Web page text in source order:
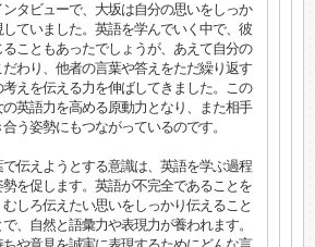
タビューで、大坂は自分の思いをしっか
ていました。英語を学んでいく中で、彼
こともあったでしょうが、あえて自分の
わり、他者の言葉や答えをただ繰り返す
えを伝える力を伸ばしてきました。この
英語力を高める原動力となり、また相手
う姿勢にもつながっているのです。
伝えようとする意識は、英語を学ぶ過程
を促します。英語が不完全であることを
しろ伝えたい思いをしっかり伝えること
、自然と語彙力や表現力が養われます。